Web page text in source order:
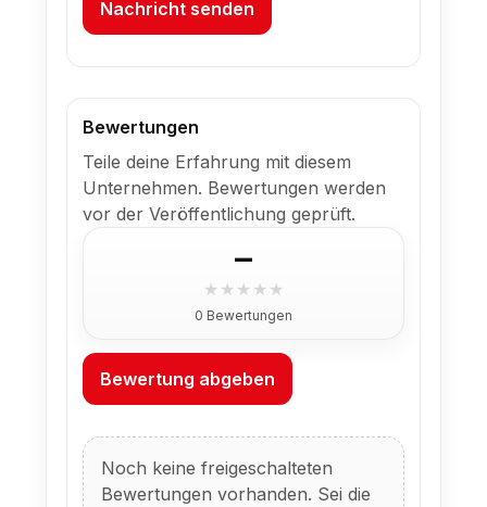
Nachricht senden
Bewertungen
Teile deine Erfahrung mit diesem
Unternehmen. Bewertungen werden
vor der Veröffentlichung geprüft.
–
★ ★ ★ ★ ★
0 Bewertungen
Bewertung abgeben
Noch keine freigeschalteten
Bewertungen vorhanden. Sei die